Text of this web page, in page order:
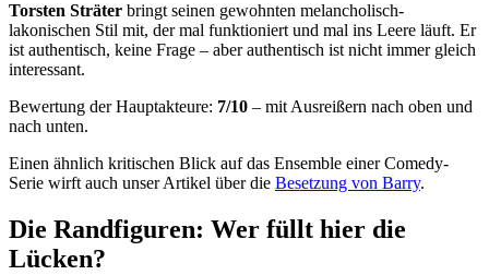
Torsten Sträter bringt seinen gewohnten melancholisch-
lakonischen Stil mit, der mal funktioniert und mal ins Leere läuft. Er
ist authentisch, keine Frage – aber authentisch ist nicht immer gleich
interessant.
Bewertung der Hauptakteure: 7/10 – mit Ausreißern nach oben und
nach unten.
Einen ähnlich kritischen Blick auf das Ensemble einer Comedy-
Serie wirft auch unser Artikel über die Besetzung von Barry.
Die Randfiguren: Wer füllt hier die
Lücken?